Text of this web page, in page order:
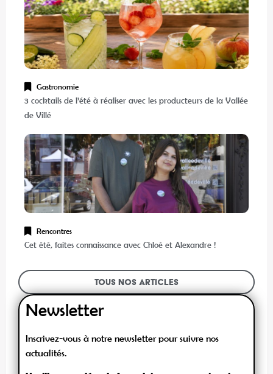
Gastronomie
3 cocktails de l’été à réaliser avec les producteurs de la Vallée
de Villé
Rencontres
Cet été, faites connaissance avec Chloé et Alexandre !
Tous nos articles
Newsletter
Inscrivez-vous à notre newsletter pour suivre nos
actualités.